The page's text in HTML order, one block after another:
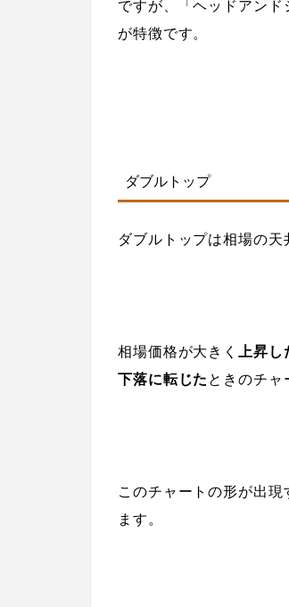
ですが、「ヘッドアン
が特徴です。
ダブルトップ
ダブルトップは相場の天
相場価格が大きく 上昇
下落に転じた ときのチャ
このチャートの形が出現
ます。